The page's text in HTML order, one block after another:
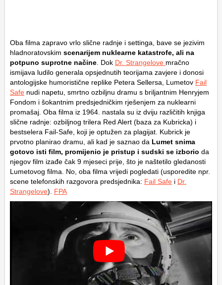
Oba filma zapravo vrlo slične radnje i settinga, bave se jezivim
hladnoratovskim scenarijem nuklearne katastrofe, ali na
potpuno suprotne načine . Dok Dr. Strangelove mračno
ismijava ludilo generala opsjednutih teorijama zavjere i donosi
antologijske humoristične replike Petera Sellersa, Lumetov Fail
Safe nudi napetu, smrtno ozbiljnu dramu s briljantnim Henryjem
Fondom i šokantnim predsjedničkim rješenjem za nuklearni
promašaj. Oba filma iz 1964. nastala su iz dviju različitih knjiga
slične radnje: ozbiljnog trilera Red Alert (baza za Kubricka) i
bestselera Fail-Safe, koji je optužen za plagijat. Kubrick je
prvotno planirao dramu, ali kad je saznao da Lumet snima
gotovo isti film, promijenio je pristup i sudski se izborio da
njegov film izađe čak 9 mjeseci prije, što je naštetilo gledanosti
Lumetovog filma. No, oba filma vrijedi pogledati (usporedite npr.
scene telefonskih razgovora predsjednika: Fail Safe i Dr.
Strangelove). FPA